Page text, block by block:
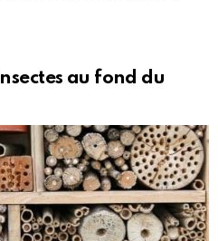
au fond du